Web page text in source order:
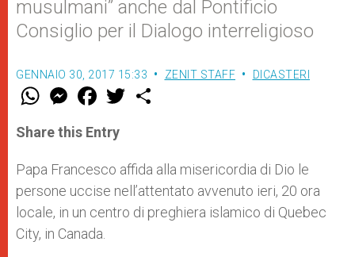
musulmani” anche dal Pontificio
Consiglio per il Dialogo interreligioso
GENNAIO 30, 2017 15:33 ZENIT STAFF DICASTERI
W
t
s
p
p
M
e
s
e
g
e
r
F
a
e
b
o
k
w
r
Share this Entry
Papa Francesco affida alla misericordia di Dio le
persone uccise nell’attentato avvenuto ieri, 20 ora
locale, in un centro di preghiera islamico di Quebec
City, in Canada.